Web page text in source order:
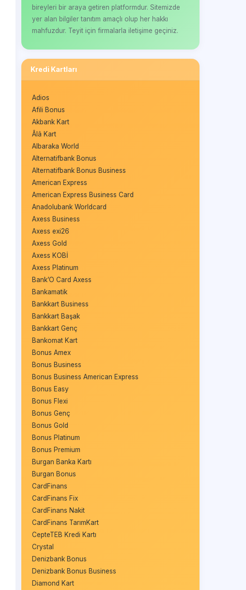
bireyleri bir araya getiren platformdur. Sitemizde
yer alan bilgiler tanıtım amaçlı olup her hakkı
mahfuzdur. Teyit için firmalarla iletişime geçiniz.
Kredi Kartları
Adios
Afili Bonus
Akbank Kart
Âlâ Kart
Albaraka World
Alternatifbank Bonus
Alternatifbank Bonus Business
American Express
American Express Business Card
Anadolubank Worldcard
Axess Business
Axess exi26
Axess Gold
Axess KOBİ
Axess Platinum
Bank’O Card Axess
Bankamatik
Bankkart Business
Bankkart Başak
Bankkart Genç
Bankomat Kart
Bonus Amex
Bonus Business
Bonus Business American Express
Bonus Easy
Bonus Flexi
Bonus Genç
Bonus Gold
Bonus Platinum
Bonus Premium
Burgan Banka Kartı
Burgan Bonus
CardFinans
CardFinans Fix
CardFinans Nakit
CardFinans TarımKart
CepteTEB Kredi Kartı
Crystal
Denizbank Bonus
Denizbank Bonus Business
Diamond Kart